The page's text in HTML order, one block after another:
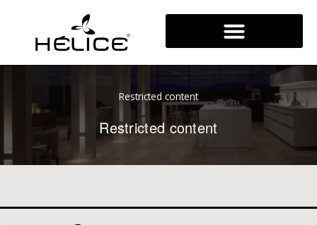
Restricted content
Restricted content